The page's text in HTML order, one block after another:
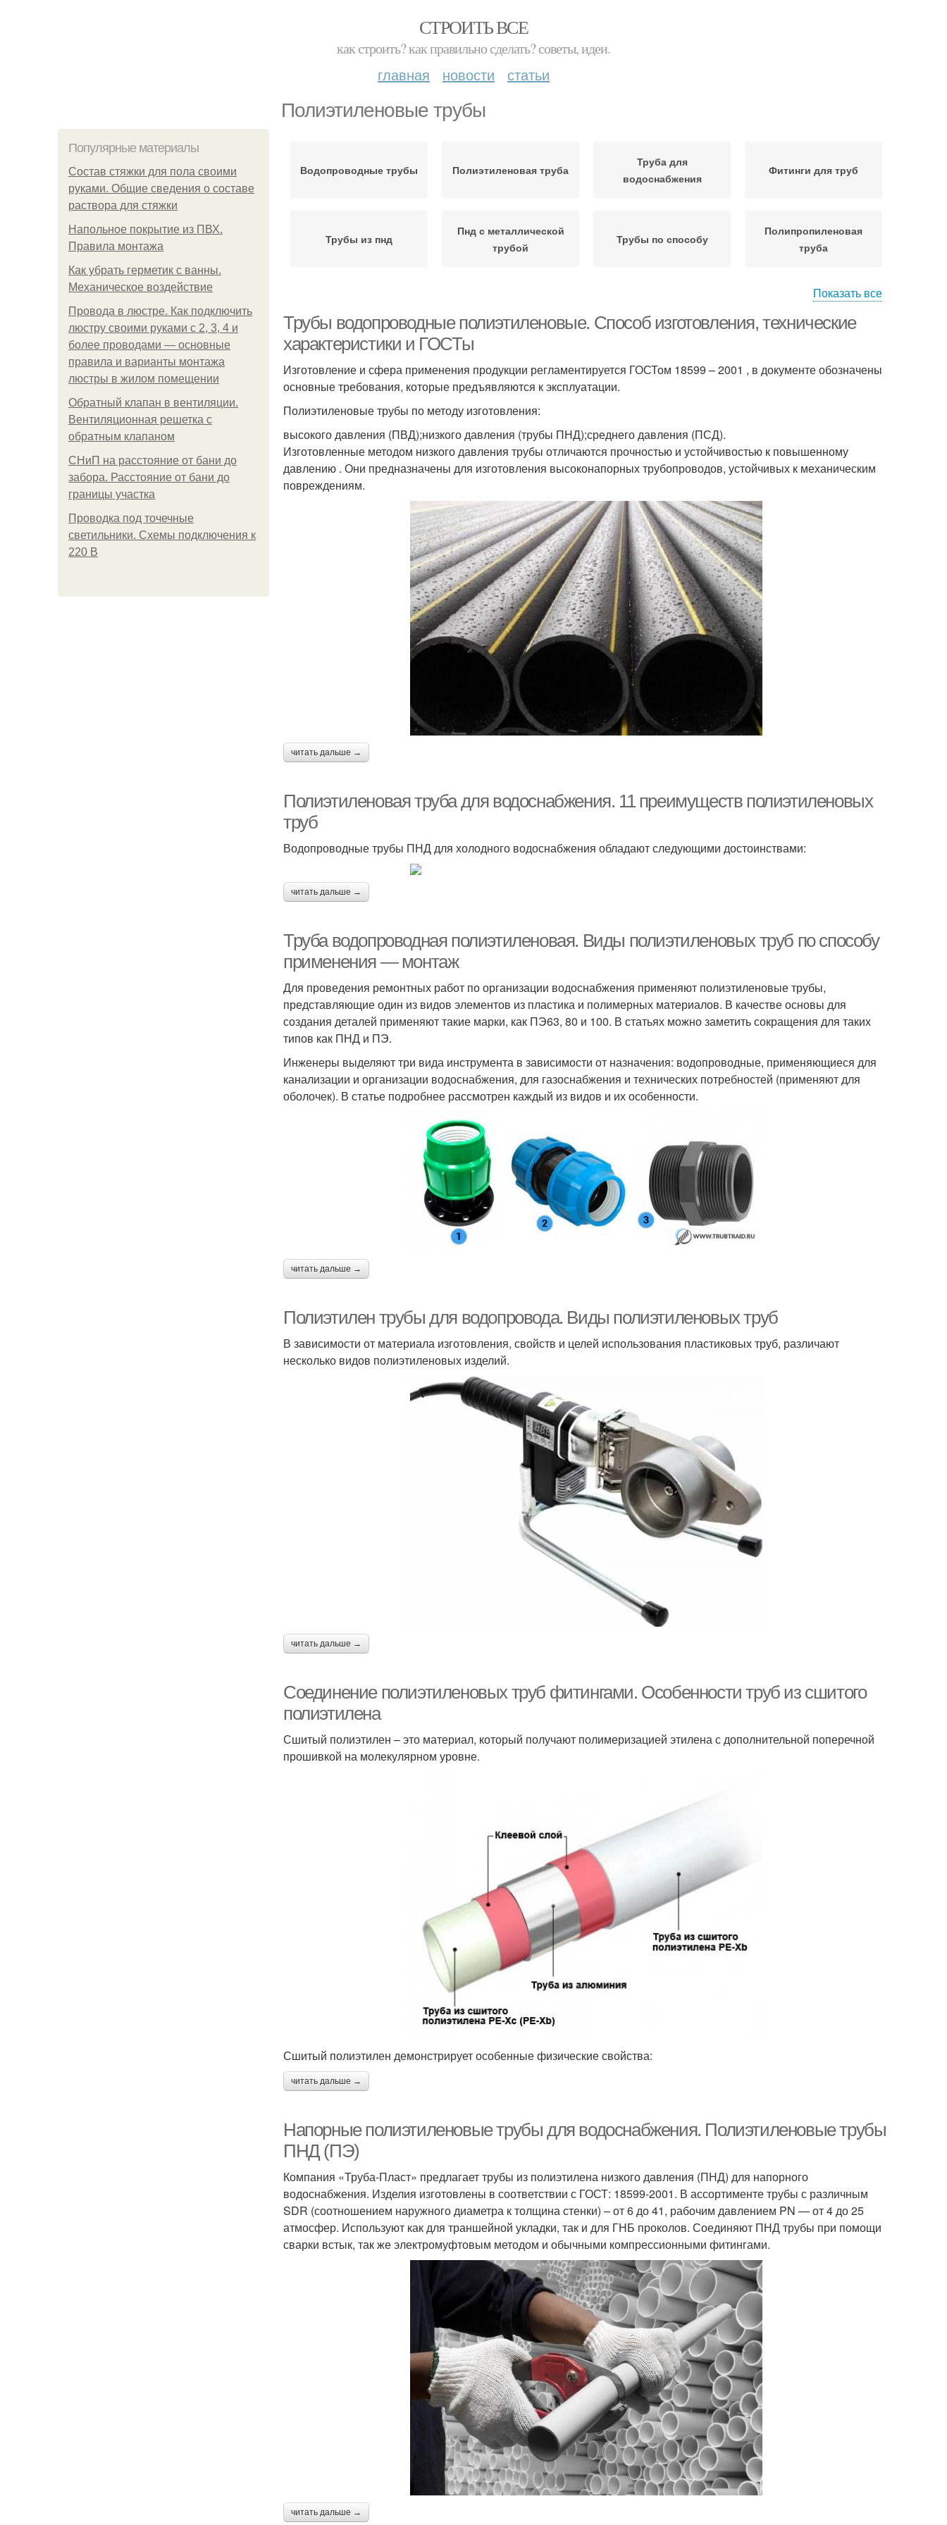
СТРОИТЬ ВСЕ
как строить? как правильно сделать? советы, идеи.
главная новости статьи
Полиэтиленовые трубы
Популярные материалы
Состав стяжки для пола своими
руками. Общие сведения о составе
раствора для стяжки
Напольное покрытие из ПВХ.
Правила монтажа
Как убрать герметик с ванны.
Механическое воздействие
Провода в люстре. Как подключить
люстру своими руками с 2, 3, 4 и
более проводами — основные
правила и варианты монтажа
люстры в жилом помещении
Обратный клапан в вентиляции.
Вентиляционная решетка с
обратным клапаном
СНиП на расстояние от бани до
забора. Расстояние от бани до
границы участка
Проводка под точечные
светильники. Схемы подключения к
220 В
Водопроводные трубы Полиэтиленовая труба
Труба для
водоснабжения
Фитинги для труб
Трубы из пнд
Пнд с металлической
трубой
Трубы по способу
Полипропиленовая
труба
трубы
водопровода
полиэтиленовых труб
Фитинги для
полипропиленовых
Трубы из
полипропилена
Металлопластиковые
Трубы для
Питьевые трубы Фитинги для трубы
Водоснабжения из
полиэтиленовых труб
Показать все
Трубы водопроводные полиэтиленовые. Способ изготовления, технические
характеристики и ГОСТы
Изготовление и сфера применения продукции регламентируется ГОСТом 18599 – 2001 , в документе обозначены
основные требования, которые предъявляются к эксплуатации.
Полиэтиленовые трубы по методу изготовления:
высокого давления (ПВД);низкого давления (трубы ПНД);среднего давления (ПСД).
Изготовленные методом низкого давления трубы отличаются прочностью и устойчивостью к повышенному
давлению . Они предназначены для изготовления высоконапорных трубопроводов, устойчивых к механическим
повреждениям.
читать дальше →
Полиэтиленовая труба для водоснабжения. 11 преимуществ полиэтиленовых
труб
Водопроводные трубы ПНД для холодного водоснабжения обладают следующими достоинствами:
читать дальше →
Труба водопроводная полиэтиленовая. Виды полиэтиленовых труб по способу
применения — монтаж
Для проведения ремонтных работ по организации водоснабжения применяют полиэтиленовые трубы,
представляющие один из видов элементов из пластика и полимерных материалов. В качестве основы для
создания деталей применяют такие марки, как ПЭ63, 80 и 100. В статьях можно заметить сокращения для таких
типов как ПНД и ПЭ.
Инженеры выделяют три вида инструмента в зависимости от назначения: водопроводные, применяющиеся для
канализации и организации водоснабжения, для газоснабжения и технических потребностей (применяют для
оболочек). В статье подробнее рассмотрен каждый из видов и их особенности.
читать дальше →
Полиэтилен трубы для водопровода. Виды полиэтиленовых труб
В зависимости от материала изготовления, свойств и целей использования пластиковых труб, различают
несколько видов полиэтиленовых изделий.
читать дальше →
Соединение полиэтиленовых труб фитингами. Особенности труб из сшитого
полиэтилена
Сшитый полиэтилен – это материал, который получают полимеризацией этилена с дополнительной поперечной
прошивкой на молекулярном уровне.
Сшитый полиэтилен демонстрирует особенные физические свойства:
читать дальше →
Напорные полиэтиленовые трубы для водоснабжения. Полиэтиленовые трубы
ПНД (ПЭ)
Компания «Труба-Пласт» предлагает трубы из полиэтилена низкого давления (ПНД) для напорного
водоснабжения. Изделия изготовлены в соответствии с ГОСТ: 18599-2001. В ассортименте трубы с различным
SDR (соотношением наружного диаметра к толщина стенки) – от 6 до 41, рабочим давлением PN — от 4 до 25
атмосфер. Используют как для траншейной укладки, так и для ГНБ проколов. Соединяют ПНД трубы при помощи
сварки встык, так же электромуфтовым методом и обычными компрессионными фитингами.
читать дальше →